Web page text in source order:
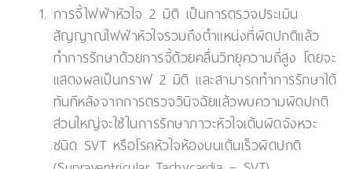
การจี้ไฟฟ้าหัวใจ 2 มิติ เป็นการตรวจประเมิน
สัญญาณไฟฟ้าหัวใจรวมถึงตำแหน่งที่ผิดปกติแล้ว
ทำการรักษาด้วยการจี้ด้วยคลื่นวิทยุความถี่สูง โดยจะ
แสดงผลเป็นกราฟ 2 มิติ และสามารถทำการรักษาได้
ทันทีหลังจากการตรวจวินิจฉัยแล้วพบความผิดปกติ
ส่วนใหญ่จะใช้ในการรักษาภาวะหัวใจเต้นผิดจังหวะ
ชนิด SVT หรือโรคหัวใจห้องบนเต้นเร็วผิดปกติ